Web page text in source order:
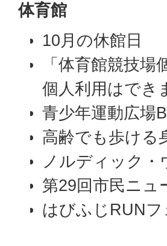
体育館
10月の休館日
「体育館競技
個人利用はでき
青少年運動広場
高齢でも歩ける
ノルディック・
第29回市民ニュ
はびふじRUN